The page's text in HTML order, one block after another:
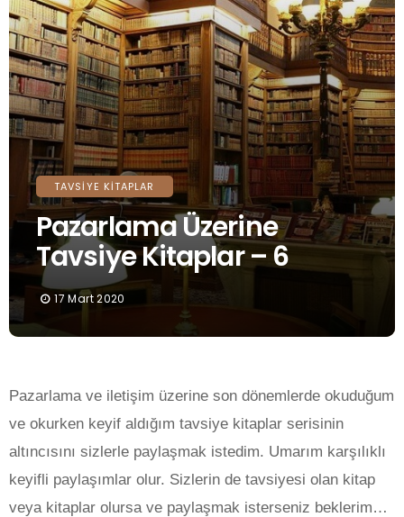
TAVSIYE KITAPLAR
Pazarlama Üzerine
Tavsiye Kitaplar – 6
17 Mart 2020
Pazarlama ve iletişim üzerine son dönemlerde okuduğum
ve okurken keyif aldığım tavsiye kitaplar serisinin
altıncısını sizlerle paylaşmak istedim. Umarım karşılıklı
keyifli paylaşımlar olur. Sizlerin de tavsiyesi olan kitap
veya kitaplar olursa ve paylaşmak isterseniz beklerim…